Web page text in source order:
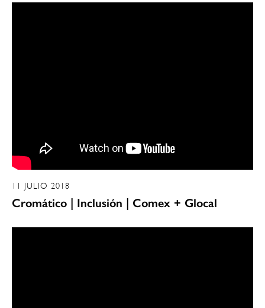
11 JULIO 2018
Cromático | Inclusión | Comex + Glocal